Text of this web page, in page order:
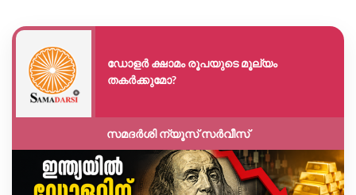
ഡോളർ ക്ഷാമം രൂപയുടെ മൂല്യം
തകർക്കുമോ?
സമദർശി ന്യൂസ് സർവീസ്